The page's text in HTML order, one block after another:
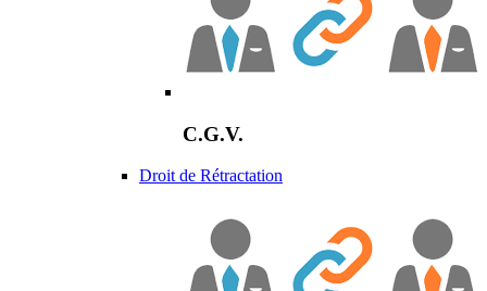
C.G.V.
Droit de Rétractation